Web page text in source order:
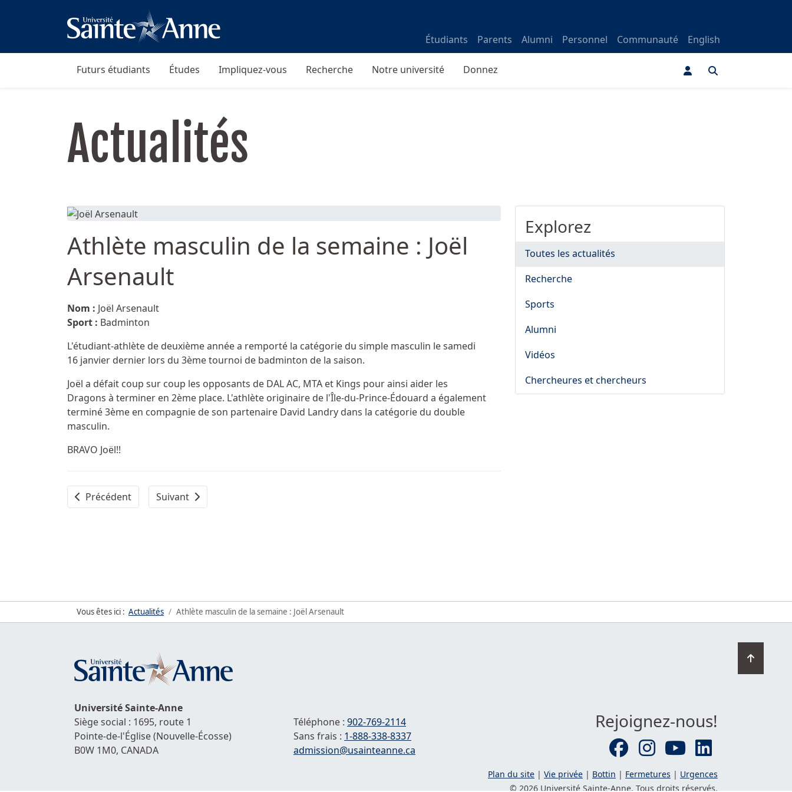
Étudiants Parents Alumni Personnel Communauté English
Futurs étudiants Études Impliquez-vous Recherche Notre université Donnez
Actualités
Athlète masculin de la semaine : Joël
Arsenault
Détails
Nom : Joël Arsenault
Sport : Badminton
L'étudiant-athlète de deuxième année a remporté la catégorie du simple masculin le samedi
16 janvier dernier lors du 3ème tournoi de badminton de la saison.
Joël a défait coup sur coup les opposants de DAL AC, MTA et Kings pour ainsi aider les
Dragons à terminer en 2ème place. L'athlète originaire de l'Île-du-Prince-Édouard a également
terminé 3ème en compagnie de son partenaire David Landry dans la catégorie du double
masculin.
BRAVO Joël!!
Article précédent : Athlète féminine de la semaine : Renée Richard
Précédent Article suivant : 1er intramuros 2016... énergie, esprit et adrénaline!
Suivant
Explorez
Toutes les actualités
Recherche
Sports
Alumni
Vidéos
Chercheures et chercheurs
Vous êtes ici : Actualités Athlète masculin de la semaine : Joël Arsenault
en
UniversitéSainte-Anne
Siège social : 1695, route 1
Pointe-de-l'Église(Nouvelle-Écosse)
B0W 1M0, CANADA
Téléphone : 902-769-2114
Sans frais : 1-888-338-8337
Courriel :
admission@usainteanne.ca
Rejoignez-nous!
Plan du site | Vie privée | Bottin | Fermetures | Urgences
© 2026 Université Sainte-Anne. Tous droits réservés.